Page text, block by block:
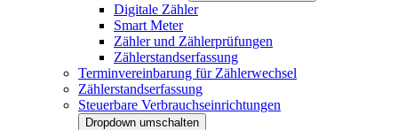
Digitale Zähler
Smart Meter
Zähler und Zählerprüfungen
Zählerstandserfassung
Terminvereinbarung für Zählerwechsel
Zählerstandserfassung
Steuerbare Verbrauchseinrichtungen
Dropdown umschalten